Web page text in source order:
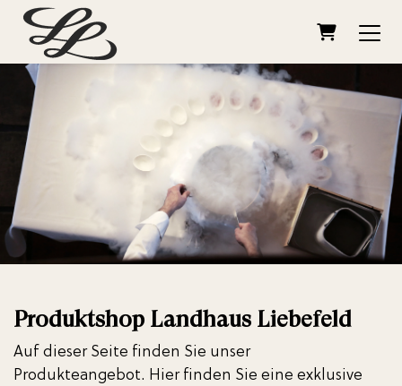
Produktshop Landhaus Liebefeld
Auf dieser Seite finden Sie unser
Produkteangebot. Hier finden Sie eine exklusive